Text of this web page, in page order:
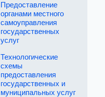
Предоставление
органами местного
самоуправления
государственных
услуг
Технологические
схемы
предоставления
государственных и
муниципальных услуг